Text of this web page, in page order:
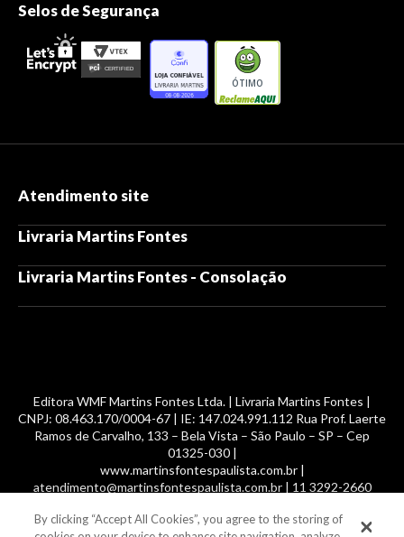
Selos de Segurança
ÓTIMO
Atendimento site
Livraria Martins Fontes
Livraria Martins Fontes - Consolação
Editora WMF Martins Fontes Ltda. | Livraria Martins Fontes |
CNPJ: 08.463.170/0004-67 | IE: 147.024.991.112 Rua Prof. Laerte
Ramos de Carvalho, 133 – Bela Vista – São Paulo – SP – Cep
01325-030 |
www.martinsfontespaulista.com.br |
atendimento@martinsfontespaulista.com.br | 11 3292-2660
© 2014 -2026, MartinsFontes livros nacionais e importados,
By clicking “Accept All Cookies”, you agree to the storing of